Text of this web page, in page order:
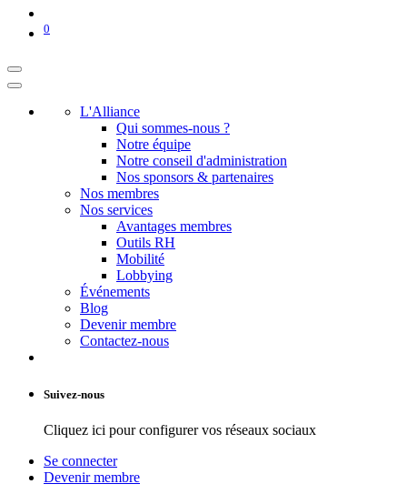
0
L'Alliance
Qui sommes-nous ?
Notre équipe
Notre conseil d'administration
Nos sponsors & partenaires
Nos membres
Nos services
Avantages membres
Outils RH
Mobilité
Lobbying
Événements
Blog
Devenir membre
Contactez-nous
Suivez-nous
Cliquez ici pour configurer vos réseaux sociaux
Se connecter
Devenir membre